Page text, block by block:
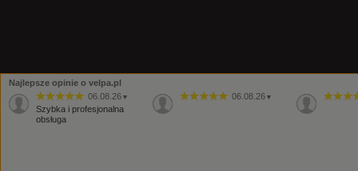
Najlepsze opinie o velpa.pl
06.08.26 ▼
Szybka i profesjonalna
obsługa
06.08.26 ▼